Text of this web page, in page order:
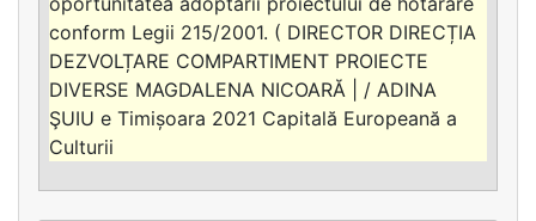
conform Legii 215/2001. ( DIRECTOR DIRECȚIA
DEZVOLȚARE COMPARTIMENT PROIECTE
DIVERSE MAGDALENA NICOARĂ | / ADINA
ŞUIU e Timișoara 2021 Capitală Europeană a
Culturii